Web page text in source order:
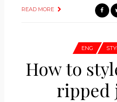
READ MORE
ENG
How to
ripped